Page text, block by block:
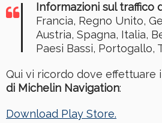
Informazioni sul traffico
Francia, Regno Unito,
Austria, Spagna, Italia,
Paesi Bassi, Portogallo,
Qui vi ricordo dove effettuare
di Michelin Navigation:
Download Play Store.